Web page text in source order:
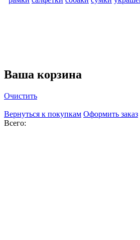
Ваша корзина
Очистить
Вернуться к покупкам Оформить заказ
Всего: